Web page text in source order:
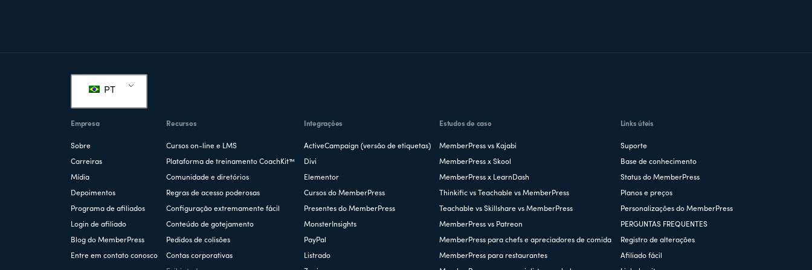
PT
Empresa
Sobre
Carreiras
Mídia
Depoimentos
Programa de afiliados
Login de afiliado
Blog do MemberPress
Entre em contato conosco
Recursos
Cursos on-line e LMS
Plataforma de treinamento CoachKit™
Comunidade e diretórios
Regras de acesso poderosas
Configuração extremamente fácil
Conteúdo de gotejamento
Pedidos de colisões
Contas corporativas
Integrações
ActiveCampaign (versão de etiquetas)
Divi
Elementor
Cursos do MemberPress
Presentes do MemberPress
MonsterInsights
PayPal
Listrado
Estudos de caso
MemberPress vs Kajabi
MemberPress x Skool
MemberPress x LearnDash
Thinkific vs Teachable vs MemberPress
Teachable vs Skillshare vs MemberPress
MemberPress vs Patreon
MemberPress para chefs e apreciadores de comida
MemberPress para restaurantes
Links úteis
Suporte
Base de conhecimento
Status do MemberPress
Planos e preços
Personalizações do MemberPress
PERGUNTAS FREQUENTES
Registro de alterações
Afiliado fácil